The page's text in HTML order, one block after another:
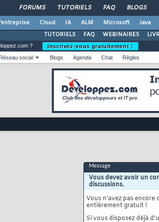
FORUMS TUTORIELS FAQ BLOGS
Cloud IA ALM Microsoft Java
TUTORIELS
FAQ WEBINAIRES
?
Inscrivez-vous gratuitement !
Réseau social Blogs Agenda Chat Règles
Message
Vous devez avoir un
discussions.
Vous n'avez pas encore
entièrement gratuit !
Si vous disposez déjà